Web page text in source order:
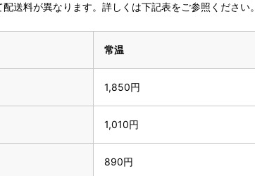
送料が異なります。詳しくは下記表をご参照ください。
常温
1,850円
1,010円
890円